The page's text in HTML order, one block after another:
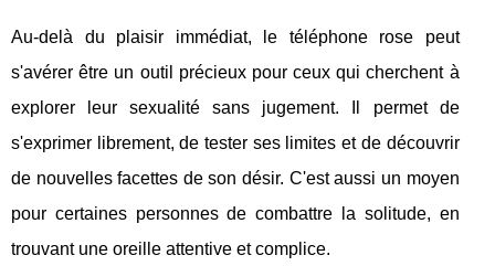
Au-delà du plaisir immédiat, le téléphone rose peut
s'avérer être un outil précieux pour ceux qui cherchent à
explorer leur sexualité sans jugement. Il permet de
s'exprimer librement, de tester ses limites et de découvrir
de nouvelles facettes de son désir. C'est aussi un moyen
pour certaines personnes de combattre la solitude, en
trouvant une oreille attentive et complice.